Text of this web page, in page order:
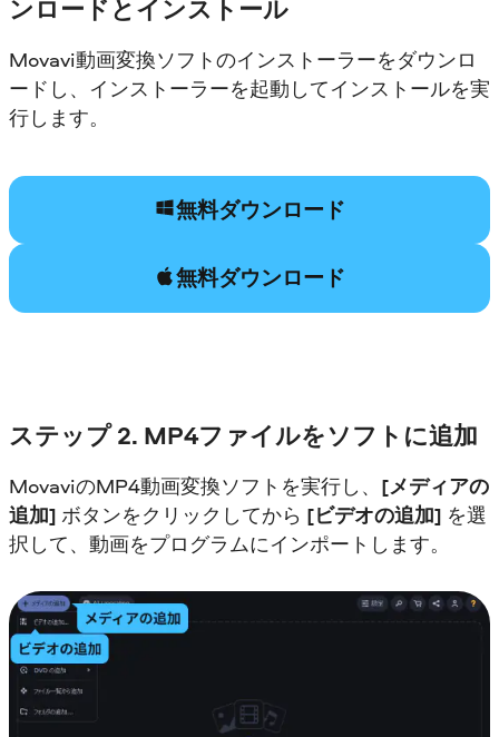
ンロードとインストール
Movavi動画変換ソフトのインストーラーをダウンロ
ードし、インストーラーを起動してインストールを実
行します。
無料ダウンロード
無料ダウンロード
ステップ 2. MP4ファイルをソフトに追加
MovaviのMP4動画変換ソフトを実行し、 [メディアの
追加] ボタンをクリックしてから [ビデオの追加] を選
択して、動画をプログラムにインポートします。